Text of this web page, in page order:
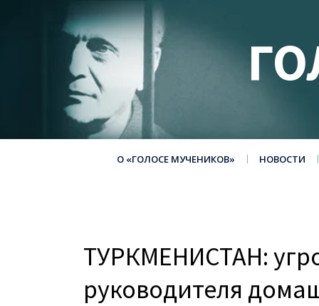
О «ГОЛОСЕ МУЧЕНИКОВ» НОВОСТИ
ТУРКМЕНИСТАН:
руководителя